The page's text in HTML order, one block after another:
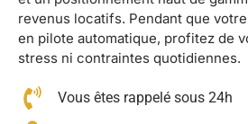
revenus locatifs. Pendant que
en pilote automatique, profitez de
stress ni contraintes quotidiennes.
Vous êtes rappelé sous 24h